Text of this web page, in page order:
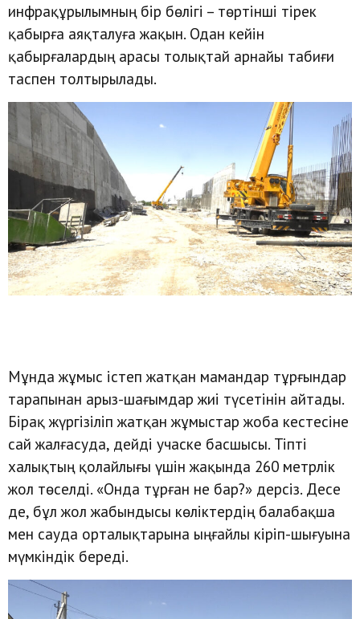
инфрақұрылымның бір бөлігі – төртінші тірек
қабырға аяқталуға жақын. Одан кейін
қабырғалардың арасы толықтай арнайы табиғи
таспен толтырылады.
Мұнда жұмыс істеп жатқан мамандар тұрғындар
тарапынан арыз-шағымдар жиі түсетінін айтады.
Бірақ жүргізіліп жатқан жұмыстар жоба кестесіне
сай жалғасуда, дейді учаске басшысы. Тіпті
халықтың қолайлығы үшін жақында 260 метрлік
жол төселді. «Онда тұрған не бар?» дерсіз. Десе
де, бұл жол жабындысы көліктердің балабақша
мен сауда орталықтарына ыңғайлы кіріп-шығуына
мүмкіндік береді.